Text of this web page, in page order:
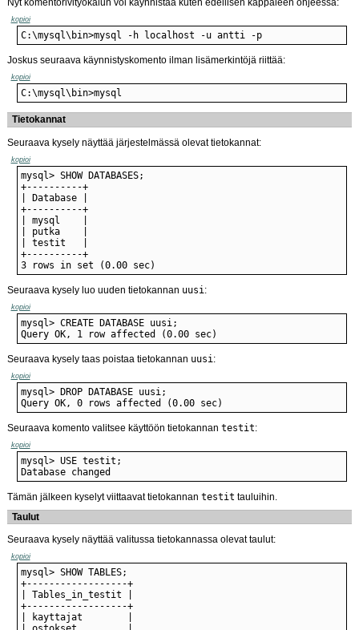
Nyt komentorivityökalun voi käynnistää kuten edellisen kappaleen ohjeessa:
kopioi
C:\mysql\bin>mysql -h localhost -u antti -p
Joskus seuraava käynnistyskomento ilman lisämerkintöjä riittää:
kopioi
C:\mysql\bin>mysql
Tietokannat
Seuraava kysely näyttää järjestelmässä olevat tietokannat:
kopioi
3 rows in set (0.00 sec)
Seuraava kysely luo uuden tietokannan uusi :
kopioi
Query OK, 1 row affected (0.00 sec)
Seuraava kysely taas poistaa tietokannan uusi :
kopioi
Query OK, 0 rows affected (0.00 sec)
Seuraava komento valitsee käyttöön tietokannan testit:
kopioi
Database changed
Tämän jälkeen kyselyt viittaavat tietokannan testit tauluihin.
Taulut
Seuraava kysely näyttää valitussa tietokannassa olevat taulut:
kopioi